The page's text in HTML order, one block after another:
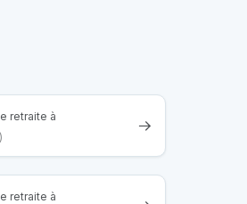
retraite à
retraite à